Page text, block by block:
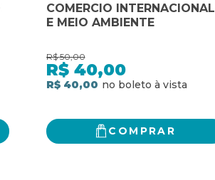
COMERCIO INTERNACIONAL
E MEIO AMBIENTE
R$ 50,00
R$ 40,00
R$ 40,00
COMPRAR